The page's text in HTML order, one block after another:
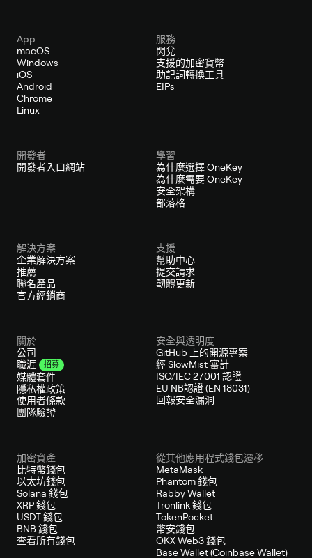
App
macOS
Windows
iOS
Android
Chrome
Linux
服務
閃兌
支援的加密貨幣
助記詞轉換工具
EIPs
開發者
開發者入口網站
學習
為什麼選擇 OneKey
為什麼需要 OneKey
安全架構
部落格
解決方案
企業解決方案
推薦
聯名產品
官方經銷商
支援
幫助中心
提交請求
韌體更新
關於
公司
職涯
招募
媒體套件
隱私權政策
使用者條款
團隊驗證
安全與透明度
GitHub 上的開源專案
經 SlowMist 審計
ISO/IEC 27001 認證
EU NB認證 (EN 18031)
回報安全漏洞
加密資產
比特幣錢包
以太坊錢包
Solana 錢包
XRP 錢包
USDT 錢包
BNB 錢包
查看所有錢包
從其他應用程式錢包遷移
MetaMask
Phantom 錢包
Rabby Wallet
Tronlink 錢包
TokenPocket
幣安錢包
OKX Web3 錢包
Base Wallet (Coinbase Wallet)